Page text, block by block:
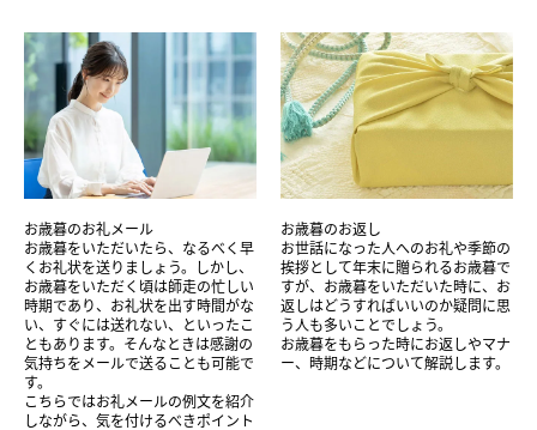
お歳暮のお礼メール
お歳暮をいただいたら、なるべく早
くお礼状を送りましょう。しかし、
お歳暮をいただく頃は師走の忙しい
時期であり、お礼状を出す時間がな
い、すぐには送れない、といったこ
ともあります。そんなときは感謝の
気持ちをメールで送ることも可能で
す。
こちらではお礼メールの例文を紹介
しながら、気を付けるべきポイント
お歳暮のお返し
お世話になった人へのお礼や季節の
挨拶として年末に贈られるお歳暮で
すが、お歳暮をいただいた時に、お
返しはどうすればいいのか疑問に思
う人も多いことでしょう。
お歳暮をもらった時にお返しやマナ
ー、時期などについて解説します。